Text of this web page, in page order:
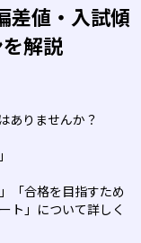
差値・入試傾
解説
ありませんか？
「合格を目指すため
ト」について詳しく